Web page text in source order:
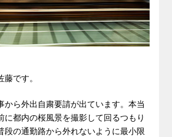
です。
から外出自粛要請が出ています。本当
に都内の桜風景を撮影して回るつもり
段の通勤路から外れないように最小限